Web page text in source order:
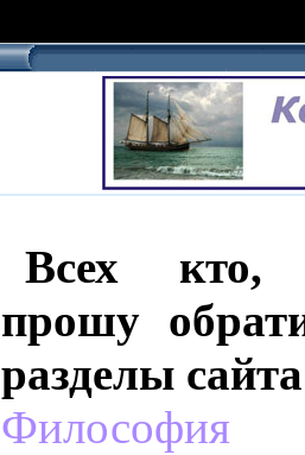
Всех кто,
прошу
разделы
Философия